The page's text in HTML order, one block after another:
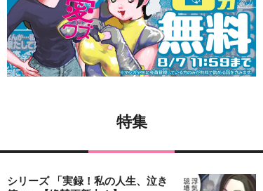
特集
シリーズ 「実録！私の人生、泣き